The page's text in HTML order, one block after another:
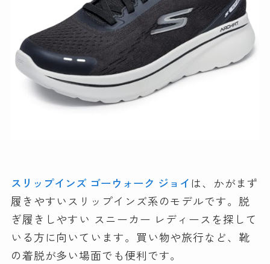
スリップインズ ゴーウォーク ジョイは、かがまず
履きやすいスリップインズ系のモデルです。脱
ぎ履きしやすい スニーカー レディースを探して
いる方に向いています。買い物や旅行など、靴
の着脱が多い場面でも便利です。